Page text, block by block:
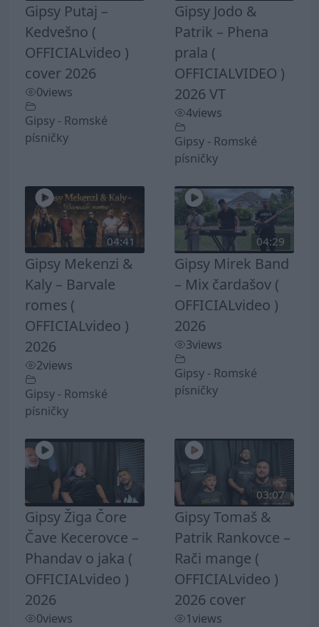
Gipsy Putaj –
Kedvešno (
OFFICIALvideo )
cover 2026
0views
Gipsy - Romské
písničky
Gipsy Jodo &
Patrik – Phena
prala (
OFFICIALVIDEO )
2026 VT
4views
Gipsy - Romské
písničky
04:41
Gipsy Mekenzi &
Kaly – Barvale
romes (
OFFICIALvideo )
2026
2views
Gipsy - Romské
písničky
04:29
Gipsy Mirek Band
– Mix čardašov (
OFFICIALvideo )
2026
3views
Gipsy - Romské
písničky
Gipsy Žiga Čore
Čave Kecerovce –
Phandav o jaka (
OFFICIALvideo )
2026
0views
03:07
Gipsy Tomaš &
Patrik Rankovce –
Rači mange (
OFFICIALvideo )
2026 cover
1views